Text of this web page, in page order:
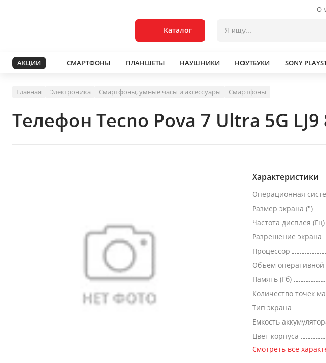
О
Каталог
АКЦИИ СМАРТФОНЫ ПЛАНШЕТЫ НАУШНИКИ НОУТБУКИ SONY
Главная Электроника Смартфоны, умные часы и аксессуары Смартфоны
Телефон Tecno Pova 7 Ultra 5G
Характеристики
Операционная
Размер экрана (")
Частота дисплея (Гц)
Разрешение экрана
Процессор
Объем
Память (Гб)
Количество точек
Тип экрана
Емкость
Цвет корпуса
Смотреть все